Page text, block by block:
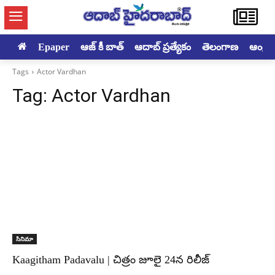
Epaper ఆజ్ కీ బాత్ ఆదాబ్ ప్రత్యేకం తెలంగాణ
Tags Actor Vardhan
Tag: Actor Vardhan
సినిమా
Kaagitham Padavalu | చిత్రం జూలై 24న రిలీజ్